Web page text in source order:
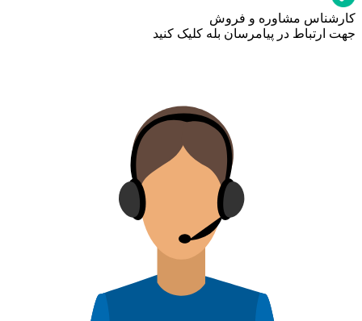
کارشناس مشاوره و فروش
جهت ارتباط در پیامرسان بله کلیک کنید